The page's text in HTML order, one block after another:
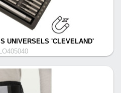
UNIVERSELS 'CLEVELAND'